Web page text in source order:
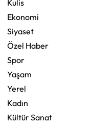
Kulis
Ekonomi
Siyaset
Özel Haber
Spor
Yaşam
Yerel
Kadın
Kültür Sanat